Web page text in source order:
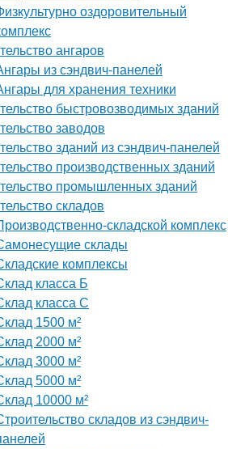
оздоровительный
ангаров
из сэндвич-панелей
для хранения техники
быстровозводимых зданий
заводов
зданий из сэндвич-панелей
производственных зданий
промышленных зданий
складов
складской комплекс
склады
комплексы
класса Б
класса С
1500 м²
2000 м²
3000 м²
5000 м²
10000 м²
складов из сэндвич-